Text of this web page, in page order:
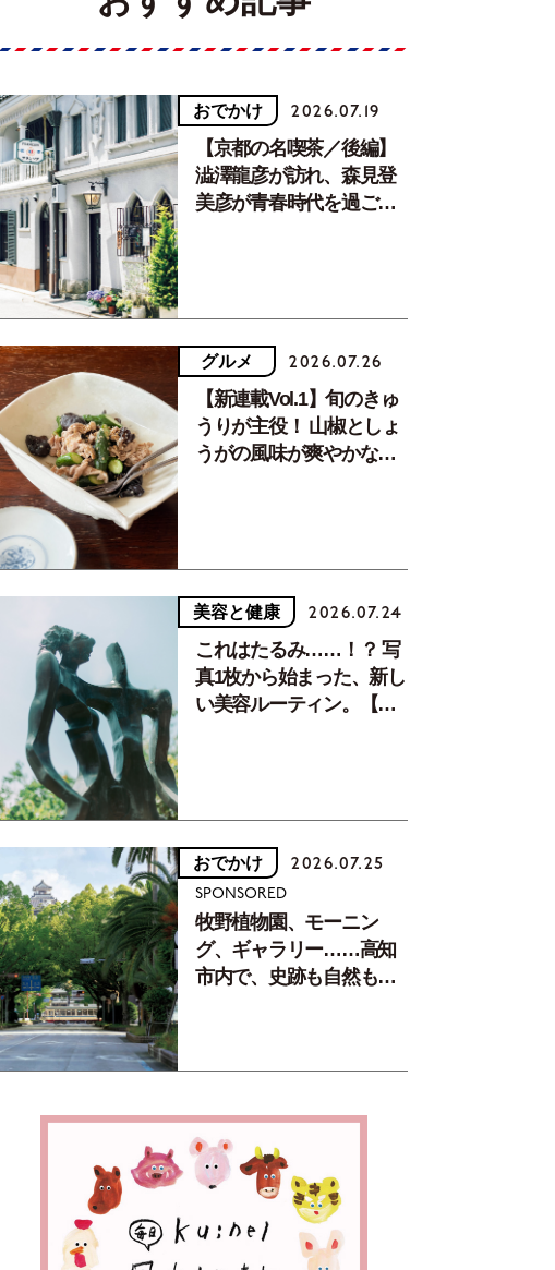
おでかけ 2026.07.19
【京都の名喫茶／後編】
澁澤龍彦が訪れ、森見登
美彦が青春時代を過ごし
グルメ 2026.07.26
【新連載Vol.1】旬のきゅ
うりが主役！ 山椒としょ
うがの風味が爽やかな、
美容と健康 2026.07.24
これはたるみ……！？ 写
真1枚から始まった、新し
い美容ルーティン。【中
おでかけ 2026.07.25
SPONSORED
牧野植物園、モーニン
グ、ギャラリー……高知
市内で、史跡も自然もグ